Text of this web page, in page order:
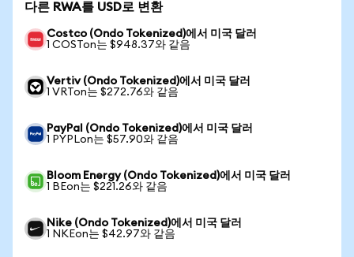
다른 RWA를 USD로 변환
Costco (Ondo Tokenized)에서 미국 달러
1 COSTon는 $948.37와 같음
Vertiv (Ondo Tokenized)에서 미국 달러
1 VRTon는 $272.76와 같음
PayPal (Ondo Tokenized)에서 미국 달러
1 PYPLon는 $57.90와 같음
Bloom Energy (Ondo Tokenized)에서 미국 달러
1 BEon는 $221.26와 같음
Nike (Ondo Tokenized)에서 미국 달러
1 NKEon는 $42.97와 같음